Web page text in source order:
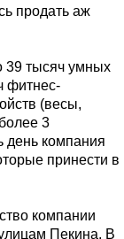
продать аж
39 тысяч умных
фитнес-
(весы,
3
день компания
принести в
компании
Пекина. В